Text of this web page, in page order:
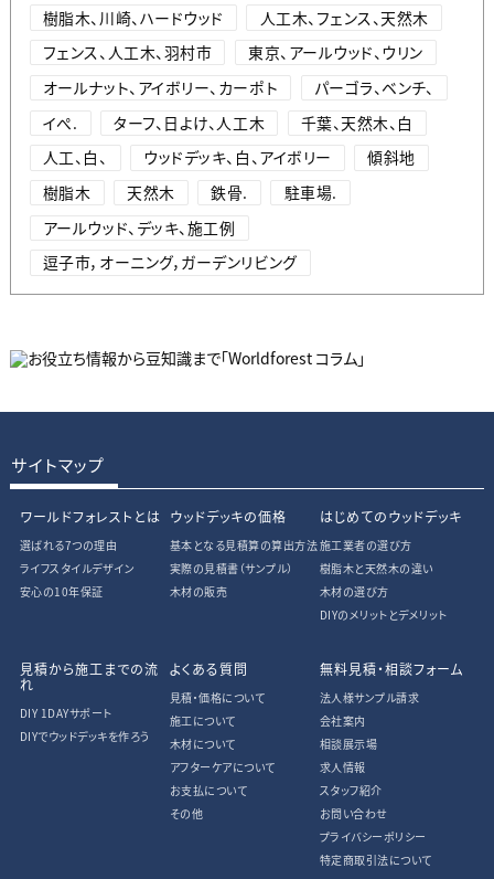
樹脂木、川崎、ハードウッド
人工木、フェンス、天然木
フェンス、人工木、羽村市
東京、アールウッド、ウリン
オールナット、アイボリー、カーポト
パーゴラ、ベンチ、
イぺ.
ターフ、日よけ、人工木
千葉、天然木、白
人工、白、
ウッドデッキ、白、アイボリー
傾斜地
樹脂木
天然木 鉄骨.
駐車場.
アールウッド、デッキ、施工例
逗子市，オーニング，ガーデンリビング
サイトマップ
ワールドフォレストとは
選ばれる7つの理由
ライフスタイルデザイン
安心の10年保証
ウッドデッキの価格
基本となる見積算の算出方法
実際の見積書 （サンプル）
木材の販売
はじめてのウッドデッキ
施工業者の選び方
樹脂木と天然木の違い
木材の選び方
DIYのメリットとデメリット
見積から施工までの流
れ
DIY 1DAYサポート
DIYでウッドデッキを作ろう
よくある質問
見積・価格について
施工について
木材について
アフターケアについて
お支払について
その他
無料見積・相談フォーム
法人様サンプル請求
会社案内
相談展示場
求人情報
スタッフ紹介
お問い合わせ
プライバシーポリシー
特定商取引法について